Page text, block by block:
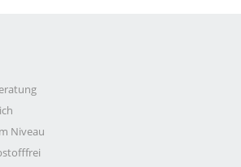
Niveau